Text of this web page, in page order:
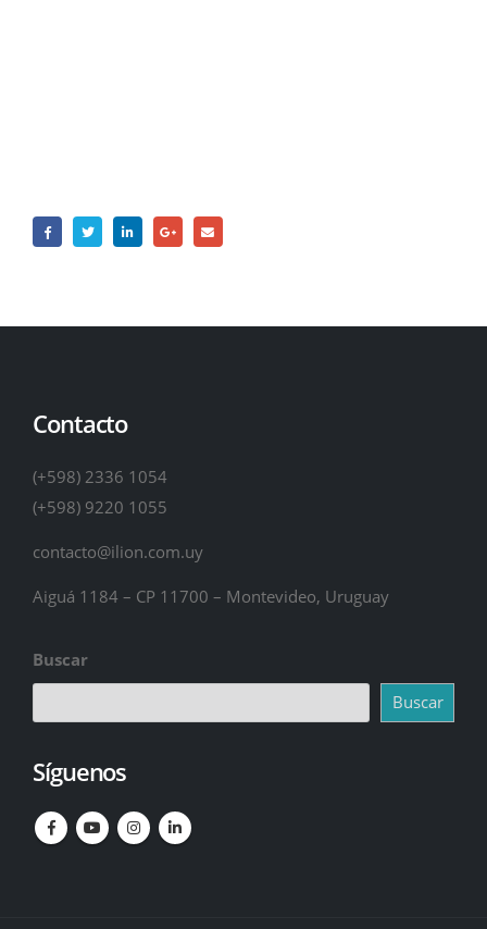
Contacto
(+598) 2336 1054
(+598) 9220 1055
contacto@ilion.com.uy
Aiguá 1184 – CP 11700 – Montevideo, Uruguay
Buscar
Buscar
Síguenos